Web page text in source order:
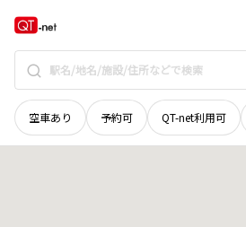
空車あり 予約可 QT-net利用可
山口県